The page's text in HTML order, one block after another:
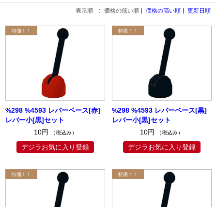
表示順 : 価格の低い順 価格の高い順 更新日順
%298 %4593 レバーベース[赤]
レバー小[黒]セット
10円
（税込み）
デジラお気に入り登録
%298 %4593 レバーベース[黒]
レバー小[黒]セット
10円
（税込み）
デジラお気に入り登録